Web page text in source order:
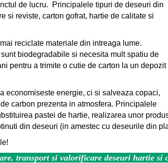
de lucru. Principalele tipuri de deseuri din
si reviste, carton gofrat, hartie de calitate si
reciclate materiale din intreaga lume.
biodegradabile si necesita mult spatiu de
pentru a trimite o cutie de carton la un depozit
economiseste energie, ci si salveaza copaci,
carbon prezenta in atmosfera. Principalele
pastei de hartie, realizarea unor
din deseuri (in amestec cu deseurile din
transport si valorificare deseuri hartie si